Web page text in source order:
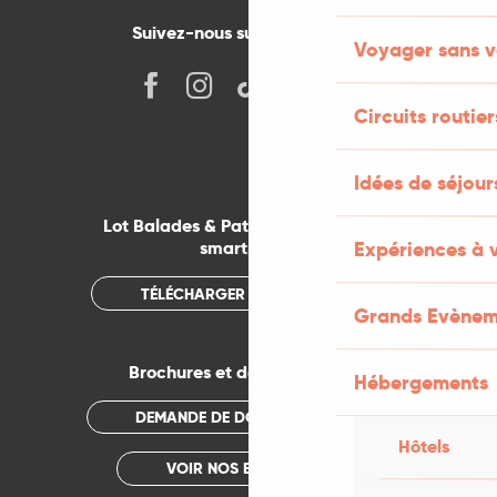
Voyager sans
Circuits
Idées de
Expériences à
Grands
Hébergements
Hôtels
Suivez-nous sur les réseaux !
Lot Balades & Patrimoines sur votre
smartphone
TÉLÉCHARGER L'APPLICATION
Brochures et documentations
DEMANDE DE DOCUMENTATION
VOIR NOS BROCHURES